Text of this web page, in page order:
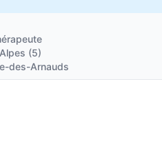
page d'accueil
(5)
des-Arnauds